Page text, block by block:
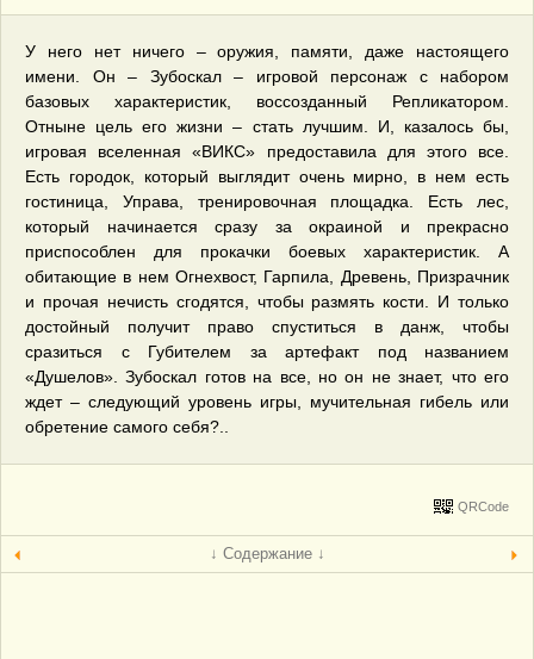
У него нет ничего – оружия, памяти, даже настоящего
имени. Он – Зубоскал – игровой персонаж с набором
базовых характеристик, воссозданный Репликатором.
Отныне цель его жизни – стать лучшим. И, казалось бы,
игровая вселенная «ВИКС» предоставила для этого все.
Есть городок, который выглядит очень мирно, в нем есть
гостиница, Управа, тренировочная площадка. Есть лес,
который начинается сразу за окраиной и прекрасно
приспособлен для прокачки боевых характеристик. А
обитающие в нем Огнехвост, Гарпила, Древень, Призрачник
и прочая нечисть сгодятся, чтобы размять кости. И только
достойный получит право спуститься в данж, чтобы
сразиться с Губителем за артефакт под названием
«Душелов». Зубоскал готов на все, но он не знает, что его
ждет – следующий уровень игры, мучительная гибель или
обретение самого себя?..
QRCode
↓ Содержание ↓